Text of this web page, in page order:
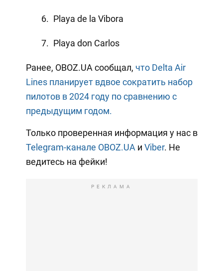
Playa de la Vibora
Playa don Carlos
Ранее, OBOZ.UA сообщал, что Delta Air
Lines планирует вдвое сократить набор
пилотов в 2024 году по сравнению с
предыдущим годом.
Только проверенная информация у нас в
Telegram-канале OBOZ.UA и Viber. Не
ведитесь на фейки!
РЕКЛАМА